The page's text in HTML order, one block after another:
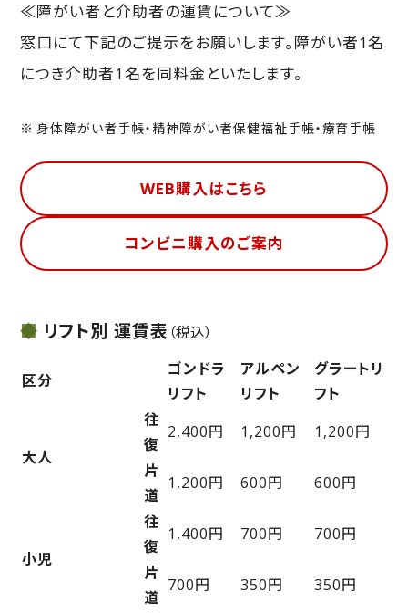
≪障がい者と介助者の運賃について≫
窓口にて下記のご提示をお願いします。障がい者1名
につき介助者1名を同料金といたします。
身体障がい者手帳・精神障がい者保健福祉手帳・療育手帳
WEB購入はこちら
コンビニ購入のご案内
リフト別 運賃表 （税込）
区分
ゴンドラ
リフト
アルペン
リフト
グラートリ
フト
大人
往
復
2,400円 1,200円
1,200円
片
道
1,200円 600円 600円
小児
往
復
1,400円 700円
700円
片
道
700円 350円 350円